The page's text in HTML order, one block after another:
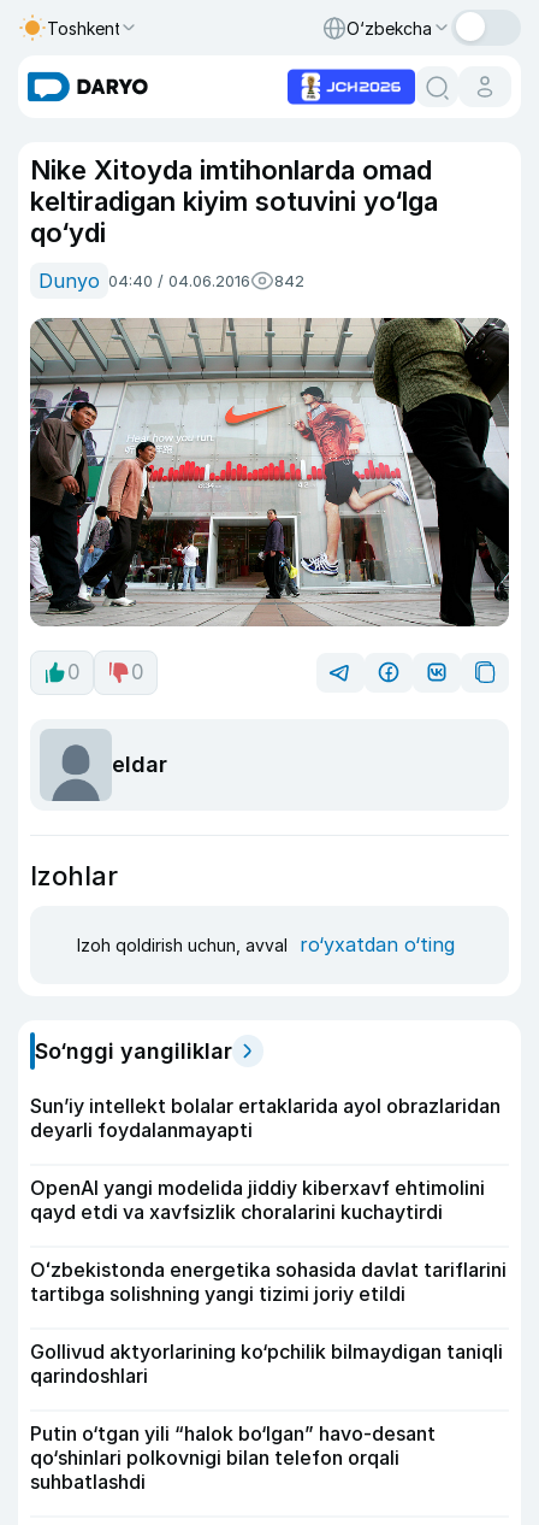
Toshkent O‘zbekcha
Nike Xitoyda imtihonlarda omad
keltiradigan kiyim sotuvini yo‘lga
qo‘ydi
Dunyo 04:40 / 04.06.2016 842
0 0
eldar
Izohlar
Izoh qoldirish uchun, avval ro‘yxatdan o‘ting
So‘nggi yangiliklar
Sun’iy intellekt bolalar ertaklarida ayol obrazlaridan
deyarli foydalanmayapti
OpenAI yangi modelida jiddiy kiberxavf ehtimolini
qayd etdi va xavfsizlik choralarini kuchaytirdi
Oʻzbekistonda energetika sohasida davlat tariflarini
tartibga solishning yangi tizimi joriy etildi
Gollivud aktyorlarining ko‘pchilik bilmaydigan taniqli
qarindoshlari
Putin o‘tgan yili “halok bo‘lgan” havo-desant
qo‘shinlari polkovnigi bilan telefon orqali
suhbatlashdi